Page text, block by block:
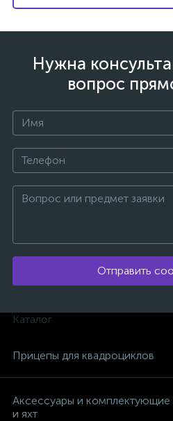
Нужна
вопрос
Отправить
Каталог
Прицепы для квадроциклов
Аксессуары и комплектующие
и яхт